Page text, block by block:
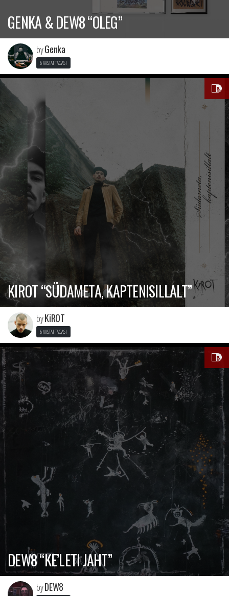
GENKA & DEW8 “OLEG”
byGenka
6 AASTAT TAGASI
KIROT “SÜDAMETA, KAPTENISILLALT”
byKiROT
6 AASTAT TAGASI
DEW8 “KE’LETI JAHT”
byDEW8